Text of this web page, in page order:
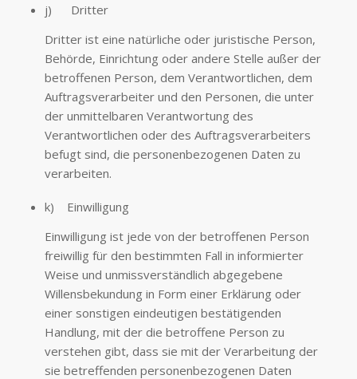
j) Dritter
Dritter ist eine natürliche oder juristische Person,
Behörde, Einrichtung oder andere Stelle außer der
betroffenen Person, dem Verantwortlichen, dem
Auftragsverarbeiter und den Personen, die unter
der unmittelbaren Verantwortung des
Verantwortlichen oder des Auftragsverarbeiters
befugt sind, die personenbezogenen Daten zu
verarbeiten.
k) Einwilligung
Einwilligung ist jede von der betroffenen Person
freiwillig für den bestimmten Fall in informierter
Weise und unmissverständlich abgegebene
Willensbekundung in Form einer Erklärung oder
einer sonstigen eindeutigen bestätigenden
Handlung, mit der die betroffene Person zu
verstehen gibt, dass sie mit der Verarbeitung der
sie betreffenden personenbezogenen Daten